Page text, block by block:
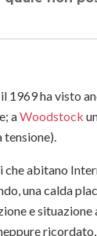
1969 ha visto
aWoodstock
tensione).
che abitano
una calda
e situazione